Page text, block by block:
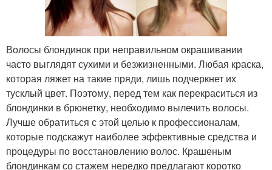
Волосы блондинок при неправильном окрашивании
часто выглядят сухими и безжизненными. Любая краска,
которая ляжет на такие пряди, лишь подчеркнет их
тусклый цвет. Поэтому, перед тем как перекраситься из
блондинки в брюнетку, необходимо вылечить волосы.
Лучше обратиться с этой целью к профессионалам,
которые подскажут наиболее эффективные средства и
процедуры по восстановлению волос. Крашеным
блондинкам со стажем нередко предлагают коротко